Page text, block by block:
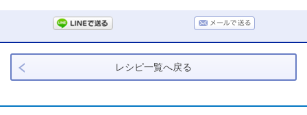
レシピ一覧へ戻る